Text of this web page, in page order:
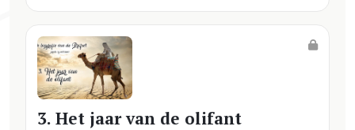
3. Het jaar van de olifant